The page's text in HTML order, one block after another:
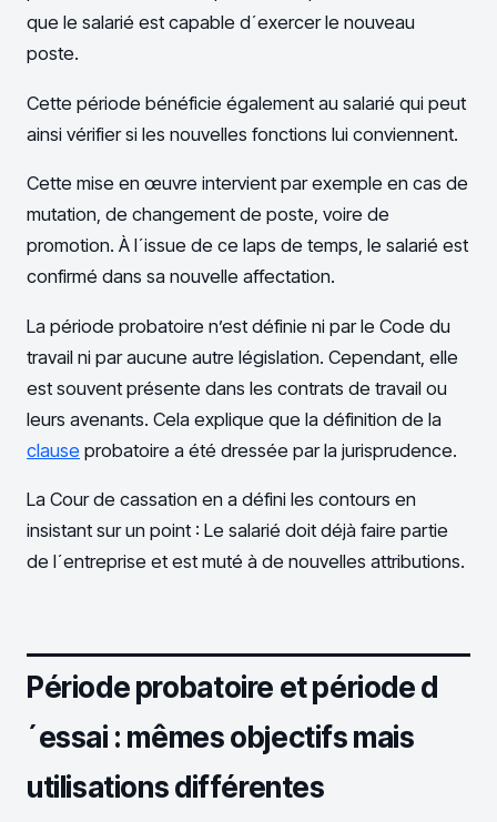
que le salarié est capable d´exercer le nouveau
poste.
Cette période bénéficie également au salarié qui peut
ainsi vérifier si les nouvelles fonctions lui conviennent.
Cette mise en œuvre intervient par exemple en cas de
mutation, de changement de poste, voire de
promotion. À l´issue de ce laps de temps, le salarié est
confirmé dans sa nouvelle affectation.
La période probatoire n’est définie ni par le Code du
travail ni par aucune autre législation. Cependant, elle
est souvent présente dans les contrats de travail ou
leurs avenants. Cela explique que la définition de la
clause probatoire a été dressée par la jurisprudence.
La Cour de cassation en a défini les contours en
insistant sur un point : Le salarié doit déjà faire partie
de l´entreprise et est muté à de nouvelles attributions.
Période probatoire et période d
´essai : mêmes objectifs mais
utilisations différentes